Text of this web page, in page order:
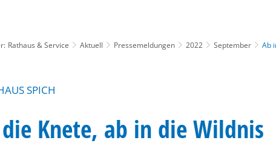
Rathaus & Service Aktuell Pressemeldungen 2022 September Ab
SPICH
Knete, ab in die Wildnis